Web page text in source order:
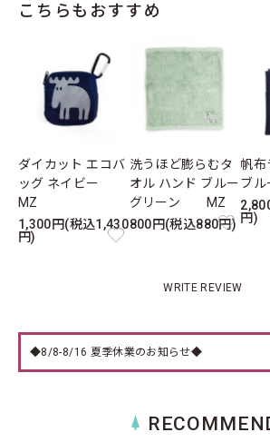
こちらもおすすめ
ダイカット エコバ
ッグ ネイビー
MZ
1,300円(税込1,430
円)
洗うほど膨らむタ
オル ハンド ブルー
グリーン MZ
800円(税込880円)
帆布
ブ
円)
WRITE REVIEW
◆8/8-8/16 夏季休業のお知らせ◆